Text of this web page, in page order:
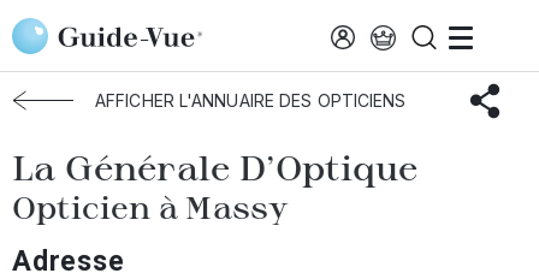
Aller au contenu principal
Accueil Choisir mon opticien La Générale D'Optique
AFFICHER L'ANNUAIRE DES OPTICIENS
La Générale D'Optique
Opticien à Massy
Adresse